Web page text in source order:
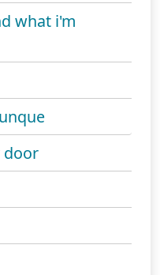
what i'm
door